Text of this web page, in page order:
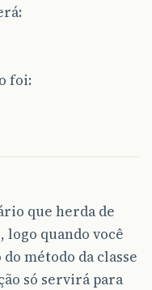
foi:
que herda de
logo quando você
método da classe
só servirá para